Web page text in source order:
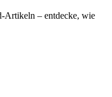
Artikeln – entdecke, wie